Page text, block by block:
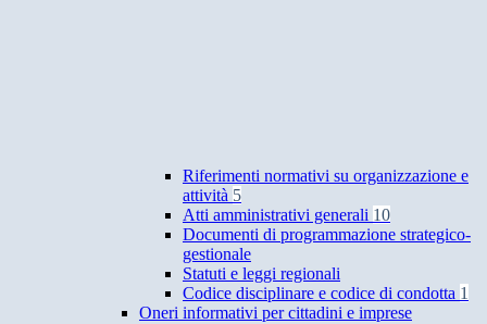
Riferimenti normativi su organizzazione e
attività 5
Atti amministrativi generali 10
Documenti di programmazione strategico-
gestionale
Statuti e leggi regionali
Codice disciplinare e codice di condotta 1
Oneri informativi per cittadini e imprese